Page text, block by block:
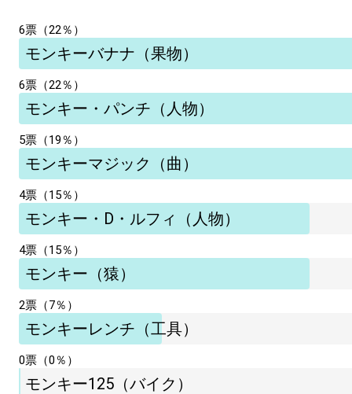
6票（22％）
モンキーバナナ（果物）
6票（22％）
モンキー・パンチ（人物）
5票（19％）
モンキーマジック（曲）
4票（15％）
モンキー・D・ルフィ（人物）
4票（15％）
モンキー（猿）
2票（7％）
モンキーレンチ（工具）
0票（0％）
モンキー125（バイク）